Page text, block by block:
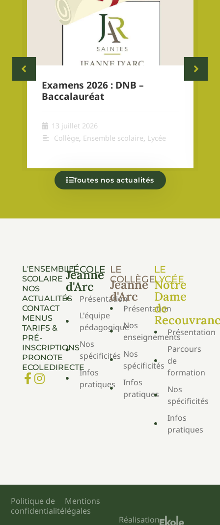
Examens 2026 : DNB –
Baccalauréat
13 juillet 2026
Collège, Ensemble scolaire, Lycée
Toutes nos actualités
L'ENSEMBLE
SCOLAIRE
NOS
ACTUALITÉS
CONTACT
MENUS
TARIFS &
PRÉ-
INSCRIPTIONS
PRONOTE
ECOLEDIRECTE
L'ÉCOLE
Jeanne
d'Arc
Présentation
L'équipe
pédagogique
Nos
spécificités
Infos
pratiques
LE
COLLÈGE
Jeanne
d'Arc
Présentation
Nos
enseignements
Nos
spécificités
Infos
pratiques
LE
LYCÉE
Notre
Dame
de
Présentation
Parcours
de
formation
Nos
spécificités
Infos
pratiques
Politique de
confidentialité
Mentions
légales
Réalisation